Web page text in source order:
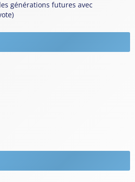
générations futures avec